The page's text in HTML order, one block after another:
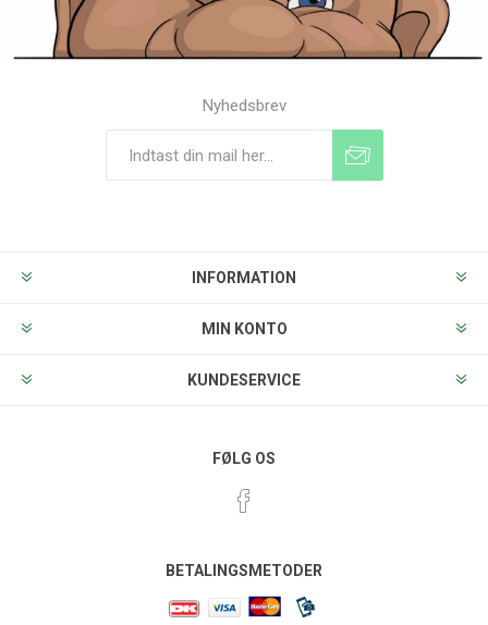
Nyhedsbrev
INFORMATION
MIN KONTO
KUNDESERVICE
FØLG OS
BETALINGSMETODER